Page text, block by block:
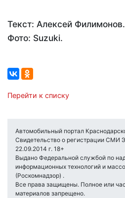
Текст: Алексей Филимонов.
Фото: Suzuki.
Перейти к списку
Автомобильный портал
Свидетельство о регистрации
22.09.2014 г. 18+
Выдано Федеральной службой по
информационных технологий и
(Роскомнадзор) .
Все права защищены. Полное или
материалов запрещено.